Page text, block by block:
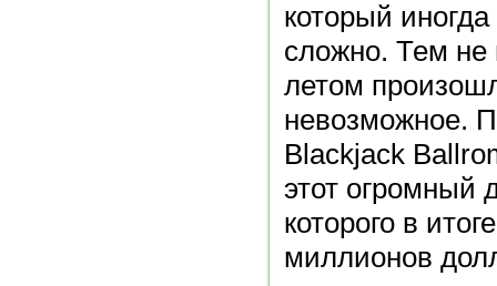
который
сложно. Тем
летом
невозможное.
Blackjack
этот огромный
которого в
миллионов